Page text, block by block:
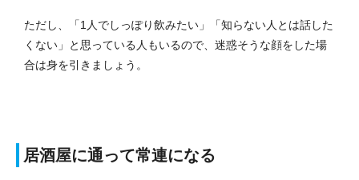
ただし、「1人でしっぽり飲みたい」「知らない人とは話した
くない」と思っている人もいるので、迷惑そうな顔をした場
合は身を引きましょう。
居酒屋に通って常連になる